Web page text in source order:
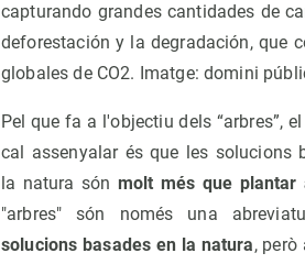
capturando grandes cantidades de
deforestación y la degradación, que
globales de CO2. Imatge: domini
Pel que fa a l'objectiu dels “arbres”,
cal assenyalar és que les solucions
la natura són molt més que plantar
"arbres" són només una
solucions basades en la natura, però